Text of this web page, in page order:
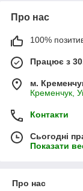
Про нас
100%
Працює з
м.
Кременчук,
Контакти
Сьогодні
Показати
Про нас